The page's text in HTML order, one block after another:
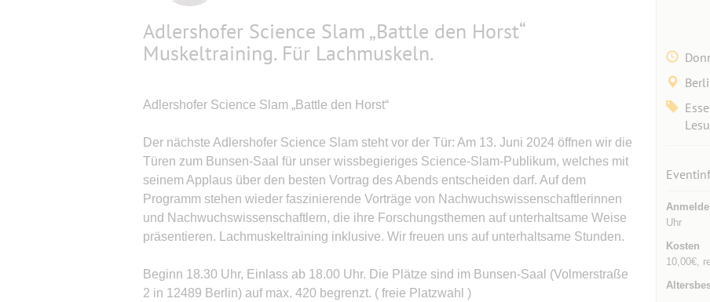
Adlershofer Science Slam „Battle den Horst“
Muskeltraining. Für Lachmuskeln.
Adlershofer Science Slam „Battle den Horst“
Der nächste Adlershofer Science Slam steht vor der Tür: Am 13. Juni 2024 öffnen wir die
Türen zum Bunsen-Saal für unser wissbegieriges Science-Slam-Publikum, welches mit
seinem Applaus über den besten Vortrag des Abends entscheiden darf. Auf dem
Programm stehen wieder faszinierende Vorträge von Nachwuchswissenschaftlerinnen
und Nachwuchswissenschaftlern, die ihre Forschungsthemen auf unterhaltsame Weise
präsentieren. Lachmuskeltraining inklusive. Wir freuen uns auf unterhaltsame Stunden.
Beginn 18.30 Uhr, Einlass ab 18.00 Uhr. Die Plätze sind im Bunsen-Saal (Volmerstraße
2 in 12489 Berlin) auf max. 420 begrenzt. ( freie Platzwahl )
Uhr
Kosten
10,00€,